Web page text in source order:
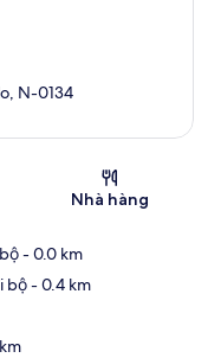
N-0134
Nhà hàng
- 0.0 km
bộ- 0.4 km